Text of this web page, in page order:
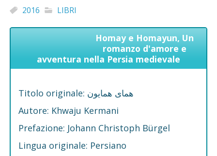
2016 LIBRI
Homay e Homayun, Un
romanzo d'amore e
avventura nella Persia medievale
Titolo originale: همای همایون
Autore: Khwaju Kermani
Prefazione: Johann Christoph Bürgel
Lingua originale: Persiano